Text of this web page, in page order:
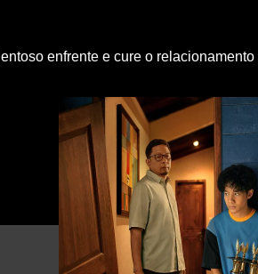
enfrente e cure o